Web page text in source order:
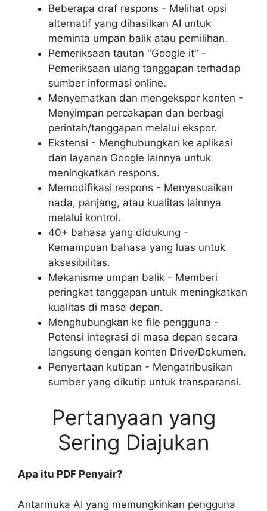
Beberapa draf respons - Melihat opsi
alternatif yang dihasilkan AI untuk
meminta umpan balik atau pemilihan.
Pemeriksaan tautan "Google it" -
Pemeriksaan ulang tanggapan terhadap
sumber informasi online.
Menyematkan dan mengekspor konten -
Menyimpan percakapan dan berbagi
perintah/tanggapan melalui ekspor.
Ekstensi - Menghubungkan ke aplikasi
dan layanan Google lainnya untuk
meningkatkan respons.
Memodifikasi respons - Menyesuaikan
nada, panjang, atau kualitas lainnya
melalui kontrol.
40+ bahasa yang didukung -
Kemampuan bahasa yang luas untuk
aksesibilitas.
Mekanisme umpan balik - Memberi
peringkat tanggapan untuk meningkatkan
kualitas di masa depan.
Menghubungkan ke file pengguna -
Potensi integrasi di masa depan secara
langsung dengan konten Drive/Dokumen.
Penyertaan kutipan - Mengatribusikan
sumber yang dikutip untuk transparansi.
Pertanyaan yang
Sering Diajukan
Apa itu PDF Penyair?
Antarmuka AI yang memungkinkan pengguna